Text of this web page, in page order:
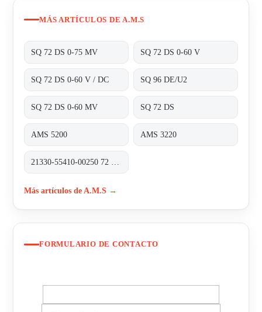
MÁS ARTÍCULOS DE A.M.S
SQ 72 DS 0-75 MV SQ 72 DS 0-60 V
SQ 72 DS 0-60 V / DC SQ 96 DE/U2
SQ 72 DS 0-60 MV SQ 72 DS
AMS 5200 AMS 3220
Más artículos de A.M.S →
FORMULARIO DE CONTACTO